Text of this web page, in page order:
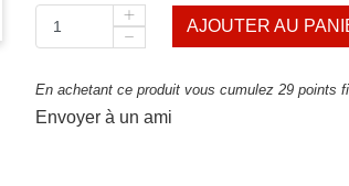
AJOUTER AU
En achetant ce produit vous cumulez 29 points
Envoyer à un ami